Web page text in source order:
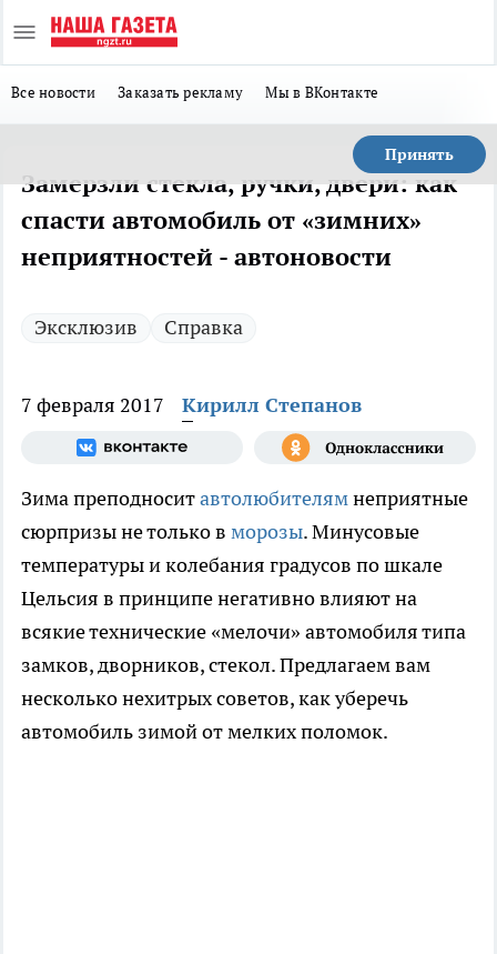
Все новости Заказать рекламу Мы в ВКонтакте
Принять
Замерзли стекла, ручки, двери: как
спасти автомобиль от «зимних»
неприятностей - автоновости
Эксклюзив Справка
7 февраля 2017 Кирилл Степанов
Зима преподноситавтолюбителямнеприятные
сюрпризы не только в морозы. Минусовые
температуры и колебания градусов по шкале
Цельсия в принципе негативно влияют на
всякие технические «мелочи» автомобиля типа
замков, дворников, стекол. Предлагаем вам
несколько нехитрых советов, как уберечь
автомобиль зимой от мелких поломок.